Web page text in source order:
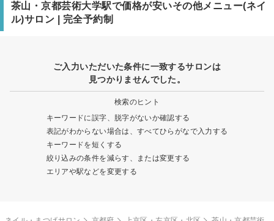
茶山・京都芸術大学駅で価格が安いその他メニュー(ネイ
ル)サロン | 完全予約制
ご入力いただいた条件に一致するサロンは
見つかりませんでした。
検索のヒント
キーワードに誤字、脱字がないか確認する
表記がわからない場合は、すべてひらがなで入力する
キーワードを短くする
絞り込みの条件を減らす、または変更する
エリアや駅などを変更する